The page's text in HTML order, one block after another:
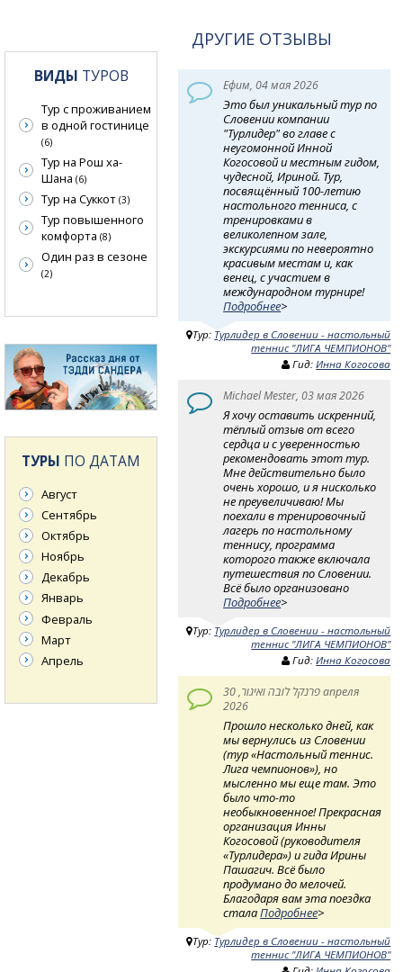
ДРУГИЕ ОТЗЫВЫ
Ефим, 04 мая 2026
Это был уникальный тур по
Словении компании
"Турлидер" во главе с
неугомонной Инной
Когосовой и местным гидом,
чудесной, Ириной. Тур,
посвящённый 100-летию
настольного тенниса, с
тренировками в
великолепном зале,
экскурсиями по невероятно
красивым местам и, как
венец, с участием в
международном турнире!
Подробнее>
Тур: Турлидер в Словении - настольный
теннис "ЛИГА ЧЕМПИОНОВ"
Гид:Инна Когосова
Michael Mester, 03 мая 2026
Я хочу оставить искренний,
тёплый отзыв от всего
сердца и с уверенностью
рекомендовать этот тур.
Мне действительно было
очень хорошо, и я нисколько
не преувеличиваю! Мы
поехали в тренировочный
лагерь по настольному
теннису, программа
которого также включала
путешествия по Словении.
Всё было организовано
Подробнее>
Тур: Турлидер в Словении - настольный
теннис "ЛИГА ЧЕМПИОНОВ"
Гид:Инна Когосова
פרנקל לובה ואיגור, 30 апреля
2026
Прошло несколько дней, как
мы вернулись из Словении
(тур «Настольный теннис.
Лига чемпионов»), но
мысленно мы еще там. Это
было что-то
необыкновенное! Прекрасная
организация Инны
Когосовой (руководителя
«Турлидера») и гида Ирины
Пашагич. Всё было
продумано до мелочей.
Благодаря вам эта поездка
сталаПодробнее>
Тур: Турлидер в Словении - настольный
теннис "ЛИГА ЧЕМПИОНОВ"
ВИДЫ ТУРОВ
Тур с проживанием
в одной гостинице
(6)
Тур на Рош ха-
Шана (6)
Тур на Суккот (3)
Тур повышенного
комфорта (8)
Один раз в сезоне
(2)
ТУРЫ ПО ДАТАМ
Август
Сентябрь
Октябрь
Ноябрь
Декабрь
Январь
Февраль
Март
Апрель